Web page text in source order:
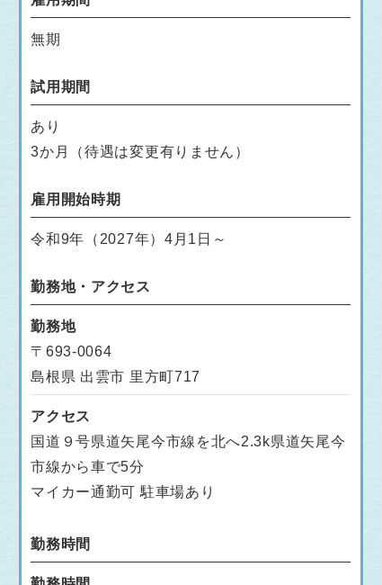
無期
試用期間
あり
3か月（待遇は変更有りません）
雇用開始時期
令和9年（2027年）4月1日～
勤務地・アクセス
勤務地
〒693-0064
島根県 出雲市 里方町717
アクセス
国道９号県道矢尾今市線を北へ2.3k県道矢尾今
市線から車で5分
マイカー通勤可 駐車場あり
勤務時間